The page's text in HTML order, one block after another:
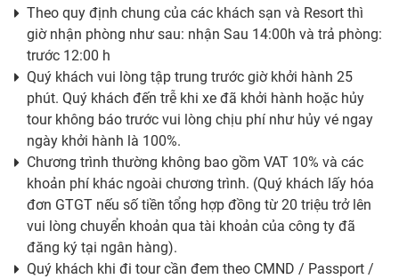
Theo quy định chung của các khách sạn và Resort thì
giờ nhận phòng như sau: nhận Sau 14:00h và trả phòng:
trước 12:00 h
Quý khách vui lòng tập trung trước giờ khởi hành 25
phút. Quý khách đến trễ khi xe đã khởi hành hoặc hủy
tour không báo trước vui lòng chịu phí như hủy vé ngay
ngày khởi hành là 100%.
Chương trình thường không bao gồm VAT 10% và các
khoản phí khác ngoài chương trình. (Quý khách lấy hóa
đơn GTGT nếu số tiền tổng hợp đồng từ 20 triệu trở lên
vui lòng chuyển khoản qua tài khoản của công ty đã
đăng ký tại ngân hàng).
Quý khách khi đi tour cần đem theo CMND / Passport /